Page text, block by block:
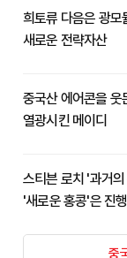
희토류 다음은 광
새로운 전략자산
중국산 에어콘을 웃
열광시킨 메이디
스티븐 로치 '과거
'새로운 홍콩'은 진
중